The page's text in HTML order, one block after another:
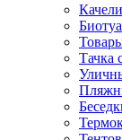
Тачка